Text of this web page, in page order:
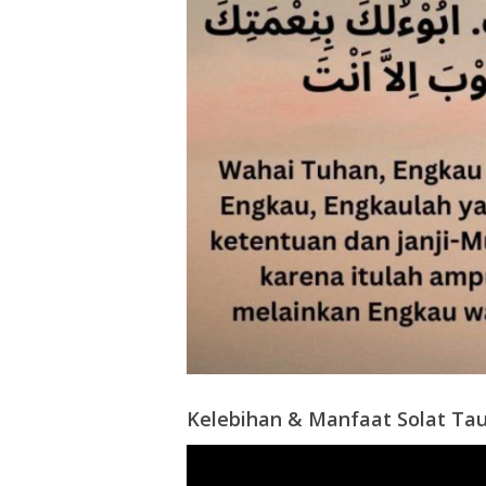
Kelebihan & Manfaat Solat